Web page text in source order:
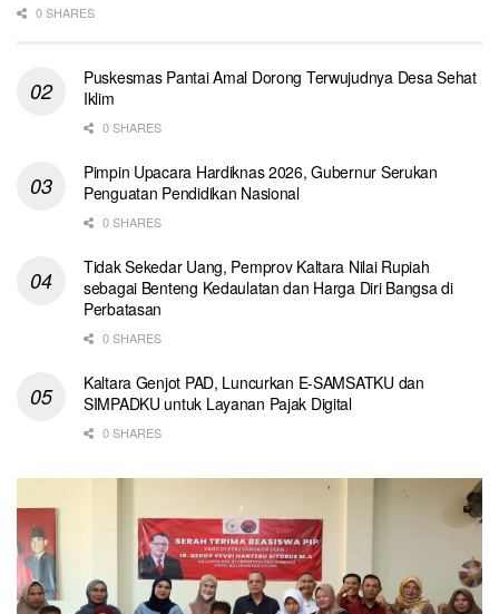
0 SHARES
Puskesmas Pantai Amal Dorong Terwujudnya Desa Sehat
Iklim
0 SHARES
Pimpin Upacara Hardiknas 2026, Gubernur Serukan
Penguatan Pendidikan Nasional
0 SHARES
Tidak Sekedar Uang, Pemprov Kaltara Nilai Rupiah
sebagai Benteng Kedaulatan dan Harga Diri Bangsa di
Perbatasan
0 SHARES
Kaltara Genjot PAD, Luncurkan E-SAMSATKU dan
SIMPADKU untuk Layanan Pajak Digital
0 SHARES